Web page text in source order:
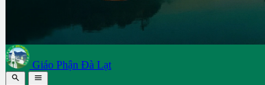
Giáo Phận Đà Lạt
 